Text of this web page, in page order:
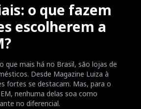
o que fazem
escolherem a
que mais há no Brasil, são lojas de
Desde Magazine Luiza à
fortes se destacam. Mas, para o
nenhuma delas soa como
no diferencial.